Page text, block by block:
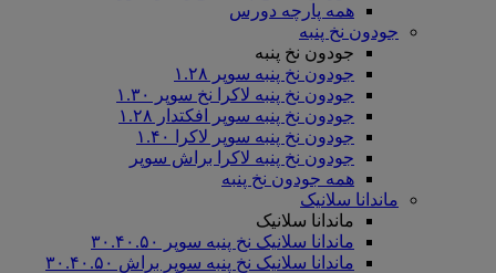
همه پارچه دورس
جودون نخ پنبه
جودون نخ پنبه
جودون نخ پنبه سوپر ۱.۲۸
جودون نخ پنبه لاکرا نخ سوپر ۱.۳۰
جودون نخ پنبه سوپر افکتدار ۱.۲۸
جودون نخ پنبه سوپر لاکرا ۱.۴۰
جودون نخ پنبه لاکرا براش سوپر
همه جودون نخ پنبه
ماندانا سلانیک
ماندانا سلانیک
ماندانا سلانیک نخ پنبه سوپر ۳۰.۴۰.۵۰
ماندانا سلانیک نخ پنبه سوپر براش ۳۰.۴۰.۵۰